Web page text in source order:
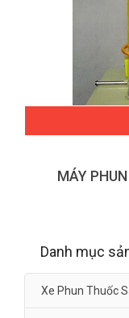
MÁY
Danh mục
Xe Phun Thuốc